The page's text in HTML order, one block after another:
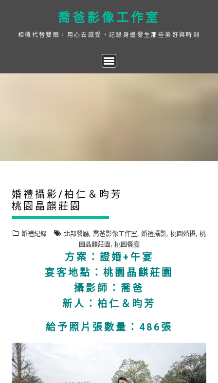
to
content
喬爸影像工作室
相機代替雙眼，用心去感受，記錄身邊發生那些美好與時刻
婚禮攝影/柏仁＆昀芳
桃園晶麒莊園
婚禮紀錄 北部餐廳, 喬爸影像工作室, 婚禮攝影, 桃園婚攝, 桃
園晶麒莊園, 桃園餐廳
方案：證婚+午宴
宴客地點：桃園晶麒莊園
攝影師：喬爸
新人：柏仁＆昀芳
給予照片張數量：486張